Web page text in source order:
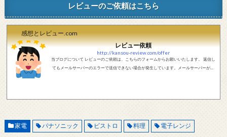
レビューのご依頼はこちら
感想とレビュー.com
レビュー依頼
http://kansou-review.com/offer
当ブログについて レビューのご依頼は、こちらのフォームからお願いいたします。 返信し
てもメールサーバーのエラーで送信できない場合が発生しています。メールサーバーが正
家電 パナソニック ビストロ 料理 電子レンジ